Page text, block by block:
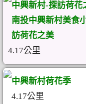
中興新村-探訪荷花
南投中興新村美食
訪荷花之美
4.17公里
中興新村荷花季
4.17公里